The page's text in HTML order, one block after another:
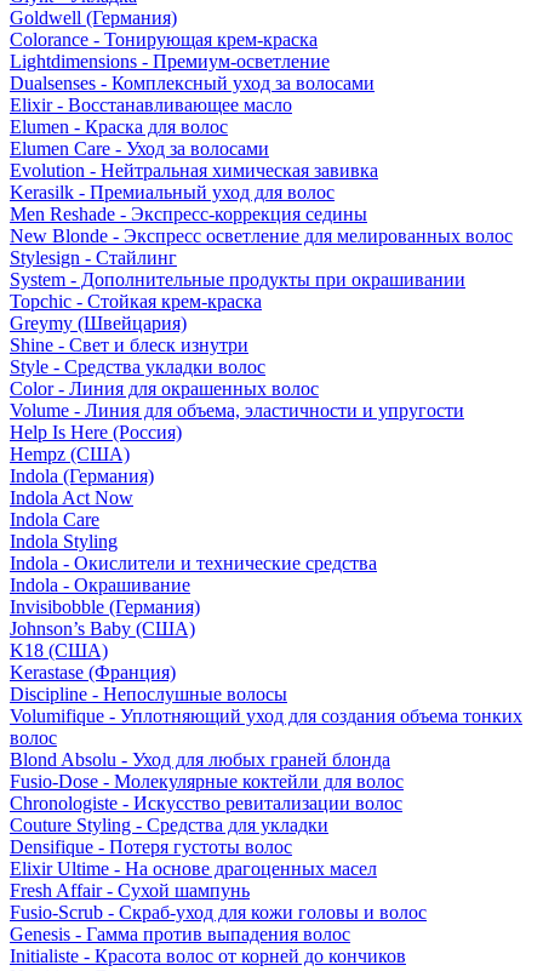
Goldwell (Германия)
Colorance - Тонирующая крем-краска
Lightdimensions - Премиум-осветление
Dualsenses - Комплексный уход за волосами
Elixir - Восстанавливающее масло
Elumen - Краска для волос
Elumen Care - Уход за волосами
Evolution - Нейтральная химическая завивка
Kerasilk - Премиальный уход для волос
Men Reshade - Экспресс-коррекция седины
New Blonde - Экспресс осветление для мелированных волос
Stylesign - Стайлинг
System - Дополнительные продукты при окрашивании
Topchic - Стойкая крем-краска
Greymy (Швейцария)
Shine - Свет и блеск изнутри
Style - Средства укладки волос
Color - Линия для окрашенных волос
Volume - Линия для объема, эластичности и упругости
Help Is Here (Россия)
Hempz (США)
Indola (Германия)
Indola Act Now
Indola Care
Indola Styling
Indola - Окислители и технические средства
Indola - Окрашивание
Invisibobble (Германия)
Johnson’s Baby (США)
K18 (США)
Kerastase (Франция)
Discipline - Непослушные волосы
Volumifique - Уплотняющий уход для создания объема тонких
волос
Blond Absolu - Уход для любых граней блонда
Fusio-Dose - Молекулярные коктейли для волос
Chronologiste - Искусство ревитализации волос
Couture Styling - Средства для укладки
Densifique - Потеря густоты волос
Elixir Ultime - На основе драгоценных масел
Fresh Affair - Сухой шампунь
Fusio-Scrub - Скраб-уход для кожи головы и волос
Genesis - Гамма против выпадения волос
Initialiste - Красота волос от корней до кончиков